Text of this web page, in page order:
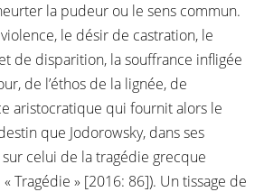
la pudeur ou le sens commun.
le désir de castration, le
de disparition, la souffrance infligée
de l’éthos de la lignée, de
aristocratique qui fournit alors le
que Jodorowsky, dans ses
celui de la tragédie grecque
Tragédie » [2016: 86]). Un tissage de